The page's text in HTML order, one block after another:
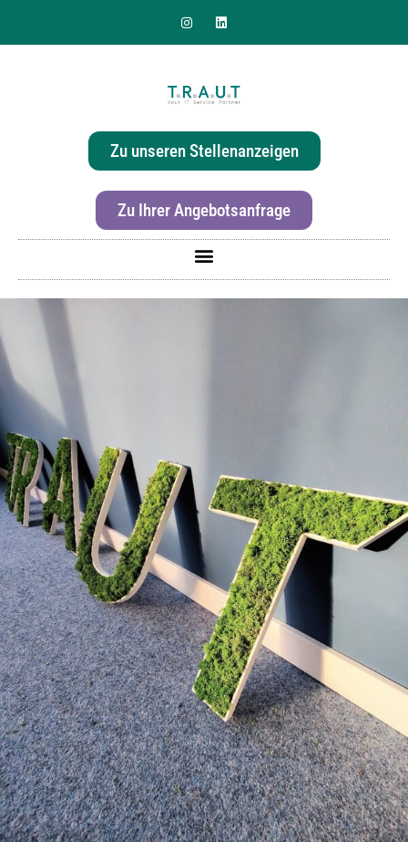
Zu unseren Stellenanzeigen
Zu Ihrer Angebotsanfrage
Sie suchen nach einer
effizienten & hochwertigen
Druckerlösung für Ihr Büro?
Für mehr Informationen zur Canon imageRunner
ADVANCE DX C3926i einfach
Oder kontaktieren Sie uns über dieses Formular:
Kontakt.